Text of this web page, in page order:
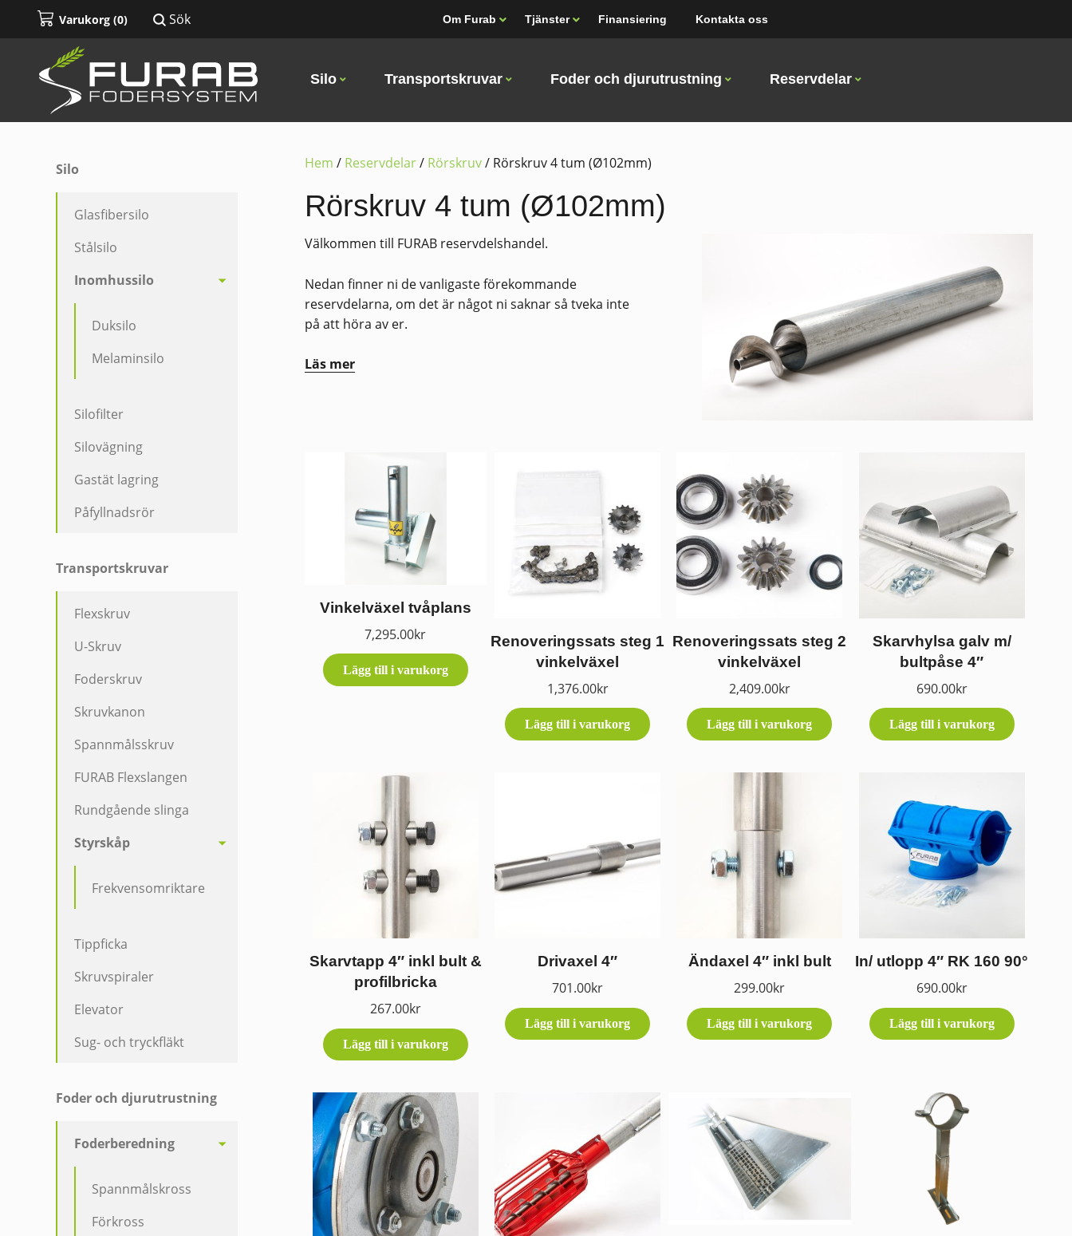
Varukorg (0) Sök Om Furab Tjänster Finansiering Kontakta oss
Silo Transportskruvar Foder och djurutrustning Reservdelar
Silo
Glasfibersilo
Stålsilo
Inomhussilo
Duksilo
Melaminsilo
Silofilter
Silovägning
Gastät lagring
Påfyllnadsrör
Transportskruvar
Flexskruv
U-Skruv
Foderskruv
Skruvkanon
Spannmålsskruv
FURAB Flexslangen
Rundgående slinga
Styrskåp
Frekvensomriktare
Tippficka
Skruvspiraler
Elevator
Sug- och tryckfläkt
Foder och djurutrustning
Foderberedning
Spannmålskross
Förkross
Hem / Reservdelar/ Rörskruv/ Rörskruv 4 tum (Ø102mm)
Rörskruv 4 tum (Ø102mm)
Välkommen till FURAB reservdelshandel.
Nedan finner ni de vanligaste förekommande
reservdelarna, om det är något ni saknar så tveka inte
på att höra av er.
Läs mer
Vinkelväxel tvåplans
7,295.00kr
Lägg till i varukorg
Renoveringssats steg 1
vinkelväxel
1,376.00kr
Lägg till i varukorg
Renoveringssats steg 2
vinkelväxel
2,409.00kr
Lägg till i varukorg
Skarvhylsa galv m/
bultpåse 4″
690.00kr
Lägg till i varukorg
Skarvtapp 4″ inkl bult &
profilbricka
267.00kr
Lägg till i varukorg
Drivaxel 4″
701.00kr
Lägg till i varukorg
Ändaxel 4″ inkl bult
299.00kr
Lägg till i varukorg
In/ utlopp 4″ RK 160 90°
690.00kr
Lägg till i varukorg